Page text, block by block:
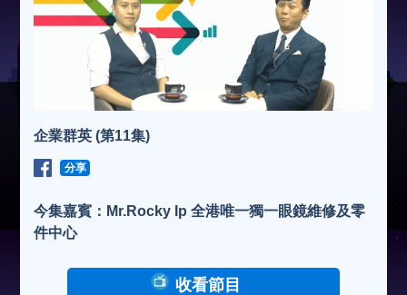
企業群英 (第11集)
分享
今集嘉賓：Mr.Rocky Ip 全港唯一獨一眼鏡維修及零
件中心
收看節目